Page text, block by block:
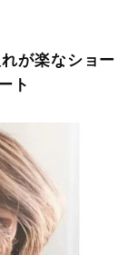
が楽なショー
ト